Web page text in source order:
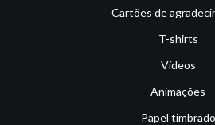
Cartões de
T-shirts
Vídeos
Animações
Papel timbrado